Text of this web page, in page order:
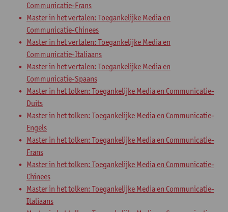
Communicatie-Frans
Master in het vertalen: Toegankelijke Media en
Communicatie-Chinees
Master in het vertalen: Toegankelijke Media en
Communicatie-Italiaans
Master in het vertalen: Toegankelijke Media en
Communicatie-Spaans
Master in het tolken: Toegankelijke Media en Communicatie-
Duits
Master in het tolken: Toegankelijke Media en Communicatie-
Engels
Master in het tolken: Toegankelijke Media en Communicatie-
Frans
Master in het tolken: Toegankelijke Media en Communicatie-
Chinees
Master in het tolken: Toegankelijke Media en Communicatie-
Italiaans